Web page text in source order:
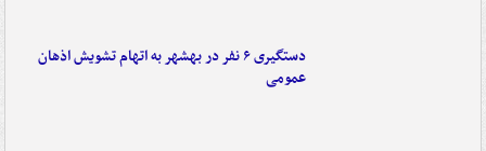
دستگیری ۶ نفر در بهشهر به اتهام تشویش اذهان
عمومی